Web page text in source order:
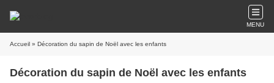
MENU
Accueil » Décoration du sapin de Noël avec les enfants
Décoration du sapin de Noël avec les enfants